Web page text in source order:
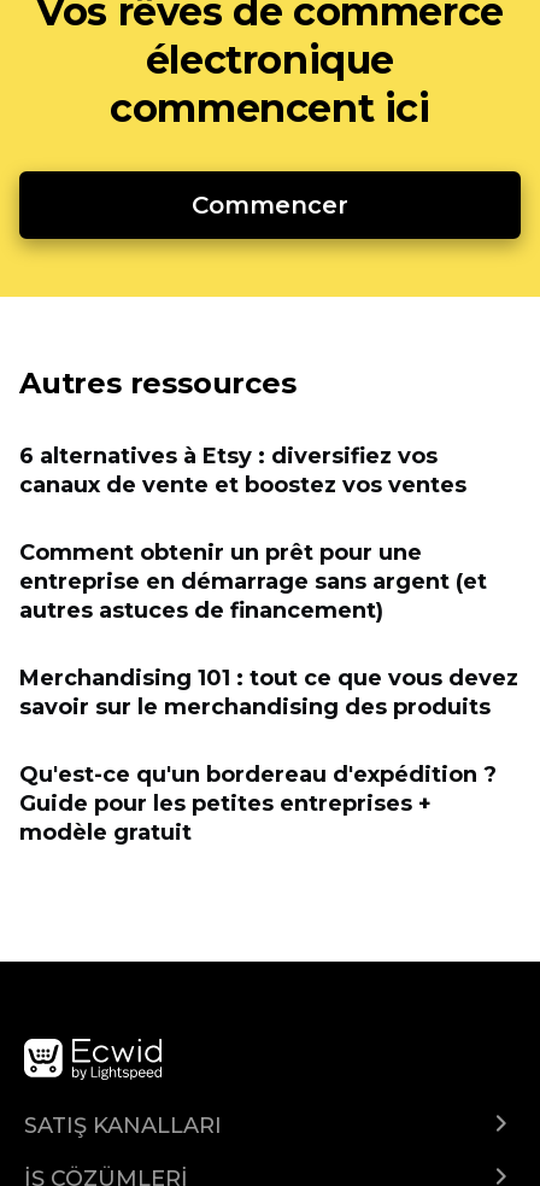
Vos rêves de commerce
électronique
commencent ici
Commencer
Autres ressources
6 alternatives à Etsy : diversifiez vos
canaux de vente et boostez vos ventes
Comment obtenir un prêt pour une
entreprise en démarrage sans argent (et
autres astuces de financement)
Merchandising 101 : tout ce que vous devez
savoir sur le merchandising des produits
Qu'est-ce qu'un bordereau d'expédition ?
Guide pour les petites entreprises +
modèle gratuit
SATIŞ KANALLARI
İŞ ÇÖZÜMLERİ